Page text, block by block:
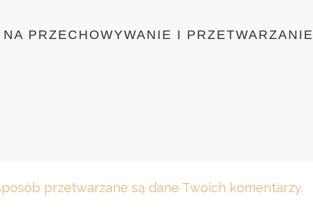
PRZECHOWYWANIE I PRZETWARZANIE
przetwarzane są dane Twoich komentarzy.